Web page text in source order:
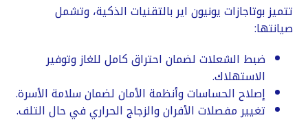
​تتميز بوتاجازات يونيون اير بالتقنيات الذكية، وتشمل
صيانتها:
​ضبط الشعلات لضمان احتراق كامل للغاز وتوفير
الاستهلاك.
​إصلاح الحساسات وأنظمة الأمان لضمان سلامة الأسرة.
​تغيير مفصلات الأفران والزجاج الحراري في حال التلف.